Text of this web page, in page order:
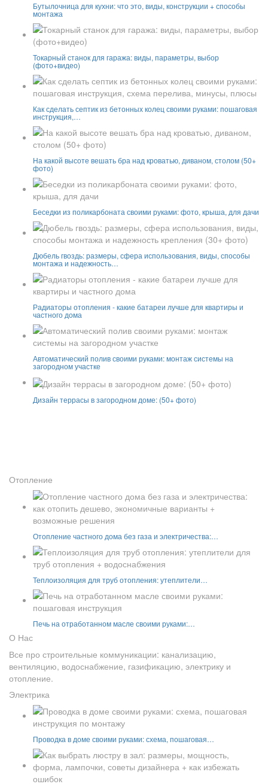
Бутылочница для кухни: что это, виды, конструкции + способы
монтажа
Токарный станок для гаража: виды, параметры, выбор
(фото+видео)
Как сделать септик из бетонных колец своими руками: пошаговая
инструкция,…
На какой высоте вешать бра над кроватью, диваном, столом (50+
фото)
Беседки из поликарбоната своими руками: фото, крыша, для дачи
Дюбель гвоздь: размеры, сфера использования, виды, способы
монтажа и надежность…
Радиаторы отопления - какие батареи лучше для квартиры и
частного дома
Автоматический полив своими руками: монтаж системы на
загородном участке
Дизайн террасы в загородном доме: (50+ фото)
Отопление
Отопление частного дома без газа и электричества:…
Теплоизоляция для труб отопления: утеплители…
Печь на отработанном масле своими руками:…
О Нас
Все про строительные коммуникации: канализацию,
вентиляцию, водоснабжение, газификацию, электрику и
отопление.
Электрика
Проводка в доме своими руками: схема, пошаговая…